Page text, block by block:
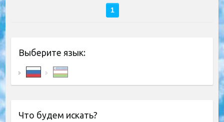
1
Выберите язык:
Что будем искать?